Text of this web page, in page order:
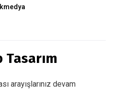
Tasarım
arayışlarınız devam